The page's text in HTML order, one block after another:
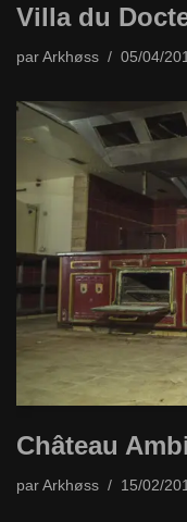
Villa du
par Arkhøss 05/04/
Château
par Arkhøss 15/02/